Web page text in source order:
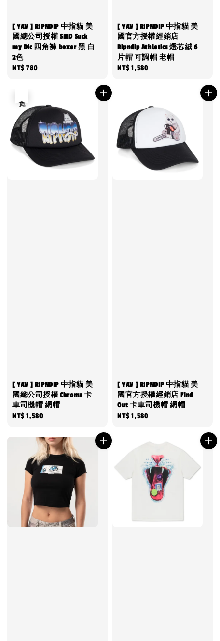
[ YAV ] RIPNDIP 中指貓 美
國總公司授權 SMD Suck
my Dic 四角褲 boxer 黑 白
2色
Regular
NT$ 780
[ YAV ] RIPNDIP 中指貓 美
國官方授權經銷店
Ripndip Athletics 燈芯絨 6
片帽 可調帽 老帽
Regular
NT$ 1,580
[ YAV ] RIPNDIP 中指貓 美
國總公司授權 Chroma 卡
車司機帽 網帽
Regular
NT$ 1,580
[ YAV ] RIPNDIP 中指貓 美
國官方授權經銷店 Find
Out 卡車司機帽 網帽
Regular
NT$ 1,580